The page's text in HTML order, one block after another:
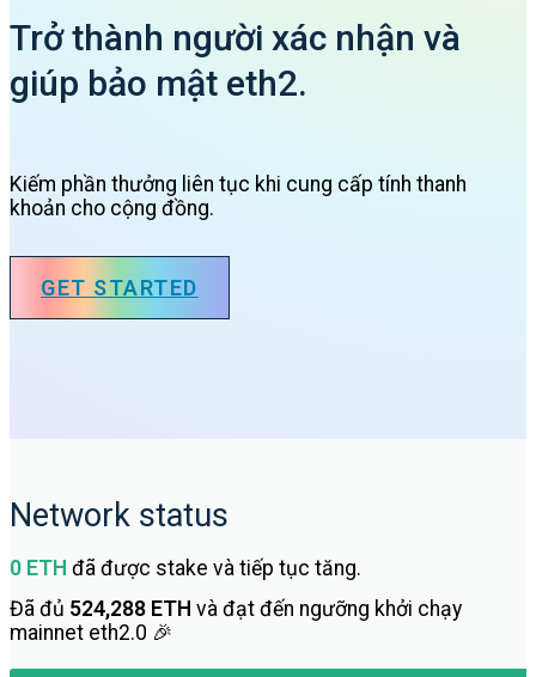
Trở thành người xác nhận và
giúp bảo mật eth2.
Kiếm phần thưởng liên tục khi cung cấp tính thanh
khoản cho cộng đồng.
GET STARTED
Network status
0 ETH đã được stake và tiếp tục tăng.
Đã đủ 524,288 ETH và đạt đến ngưỡng khởi chạy
mainnet eth2.0 🎉